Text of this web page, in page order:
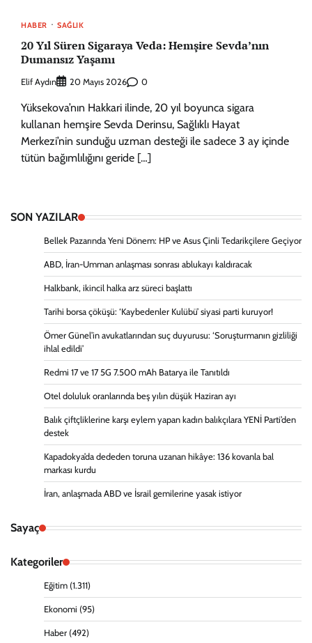
HABER SAĞLIK
20 Yıl Süren Sigaraya Veda: Hemşire Sevda’nın
Dumansız Yaşamı
Elif Aydın 20 Mayıs 2026 0
Yüksekova’nın Hakkari ilinde, 20 yıl boyunca sigara
kullanan hemşire Sevda Derinsu, Sağlıklı Hayat
Merkezi’nin sunduğu uzman desteği ile sadece 3 ay içinde
tütün bağımlılığını geride […]
SON YAZILAR
Bellek Pazarında Yeni Dönem: HP ve Asus Çinli Tedarikçilere Geçiyor
ABD, İran-Umman anlaşması sonrası ablukayı kaldıracak
Halkbank, ikincil halka arz süreci başlattı
Tarihi borsa çöküşü: ‘Kaybedenler Kulübü’ siyasi parti kuruyor!
Ömer Günel’in avukatlarından suç duyurusu: ‘Soruşturmanın gizliliği
ihlal edildi’
Redmi 17 ve 17 5G 7.500 mAh Batarya ile Tanıtıldı
Otel doluluk oranlarında beş yılın düşük Haziran ayı
Balık çiftçliklerine karşı eylem yapan kadın balıkçılara YENİ Parti’den
destek
Kapadokya’da dededen toruna uzanan hikâye: 136 kovanla bal
markası kurdu
İran, anlaşmada ABD ve İsrail gemilerine yasak istiyor
Sayaç
Kategoriler
Eğitim (1.311)
Ekonomi (95)
Haber (492)